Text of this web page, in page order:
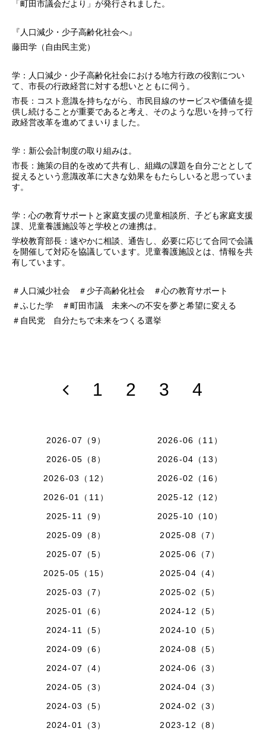
「町田市議会だより」が発行されました。
『人口減少・少子高齢化社会へ』
藤田学（自由民主党）
学：人口減少・少子高齢化社会における地方行政の役割につい
て、市長の行政経営に対する想いとともに伺う。
市長：コスト意識を持ちながら、市民目線のサービスや価値を提
供し続けることが重要であると考え、そのような思いを持って行
政経営改革を進めてまいりました。
学：新公会計制度の取り組みは。
市長：施策の目的を改めて共有し、組織の課題を自分ごととして
捉えるという意識改革に大きな効果をもたらしいると思っていま
す。
学：心の教育サポートと家庭支援の児童相談所、子ども家庭支援
課、児童養護施設等と学校との連携は。
学校教育部長：速やかに相談、通告し、必要に応じて合同で会議
を開催して対応を協議しています。児童養護施設とは、情報を共
有しています。
＃人口減少社会 ＃少子高齢化社会 ＃心の教育サポート
＃ふじた学 ＃町田市議 未来への不安を夢と希望に変える
＃自民党 自分たちで未来をつくる選挙
1 2 3 4
2026-07（9）
2026-06（11）
2026-05（8）
2026-04（13）
2026-03（12）
2026-02（16）
2026-01（11）
2025-12（12）
2025-11（9）
2025-10（10）
2025-09（8）
2025-08（7）
2025-07（5）
2025-06（7）
2025-05（15）
2025-04（4）
2025-03（7）
2025-02（5）
2025-01（6）
2024-12（5）
2024-11（5）
2024-10（5）
2024-09（6）
2024-08（5）
2024-07（4）
2024-06（3）
2024-05（3）
2024-04（3）
2024-03（5）
2024-02（3）
2024-01（3）
2023-12（8）